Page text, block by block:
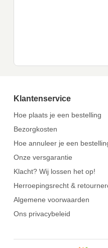
Klantenservice
Hoe plaats je een bestelling
Bezorgkosten
Hoe annuleer je een
Onze versgarantie
Klacht? Wij lossen het op!
Herroepingsrecht &
Algemene voorwaarden
Ons privacybeleid